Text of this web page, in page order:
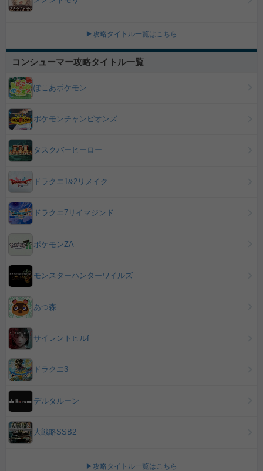
▶攻略タイトル一覧はこちら
コンシューマー攻略タイトル一覧
ぽこあポケモン
ポケモンチャンピオンズ
タスクバーヒーロー
ドラクエ1&2リメイク
ドラクエ7リイマジンド
ポケモンZA
モンスターハンターワイルズ
あつ森
サイレントヒルf
ドラクエ3
デルタルーン
大戦略SSB2
▶攻略タイトル一覧はこちら